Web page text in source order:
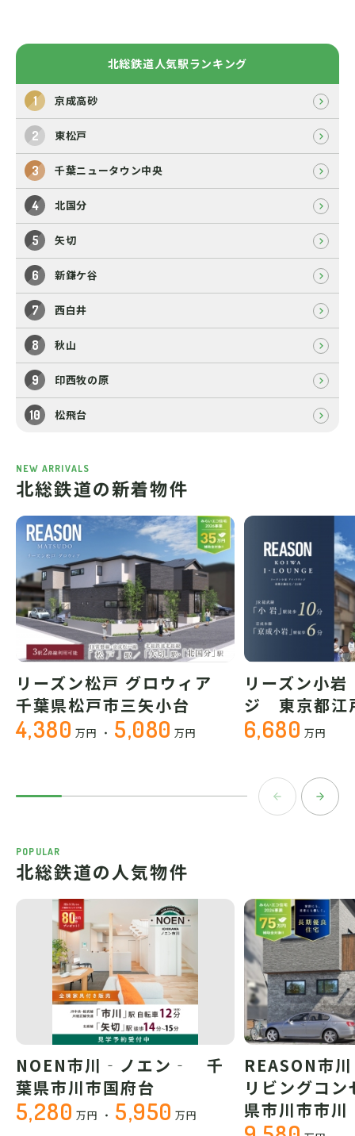
北総鉄道人気駅ランキング
京成高砂
東松戸
千葉ニュータウン中央
北国分
矢切
新鎌ケ谷
西白井
秋山
印西牧の原
松飛台
NEW ARRIVALS
北総鉄道の新着物件
リーズン松戸 グロウィア
千葉県松戸市三矢小台
4,380 万円 ・ 5,080 万円
リーズン小
ジ 東京都江
6,680 万円
POPULAR
北総鉄道の人気物件
NOEN市川‐ノエン‐ 千
葉県市川市国府台
5,280 万円 ・ 5,950 万円
REASON市
リビングコ
県市川市市川